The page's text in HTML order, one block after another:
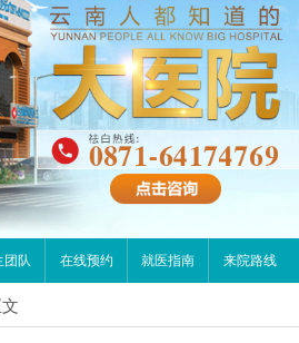
团队 在线预约 就医指南 来院路线